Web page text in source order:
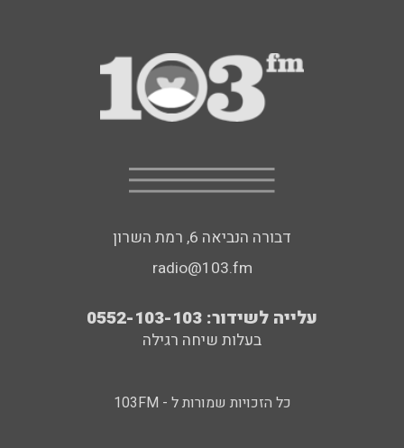
דבורה הנביאה 6, רמת השרון
radio@103.fm
עלייה לשידור: 0552-103-103
בעלות שיחה רגילה
כל הזכויות שמורות ל - 103FM